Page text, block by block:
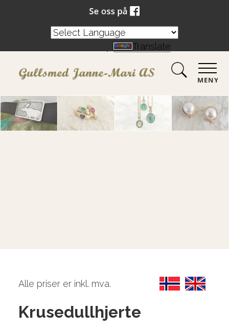
MENY
Alle priser er inkl. mva.
Krusedullhjerte
Translate